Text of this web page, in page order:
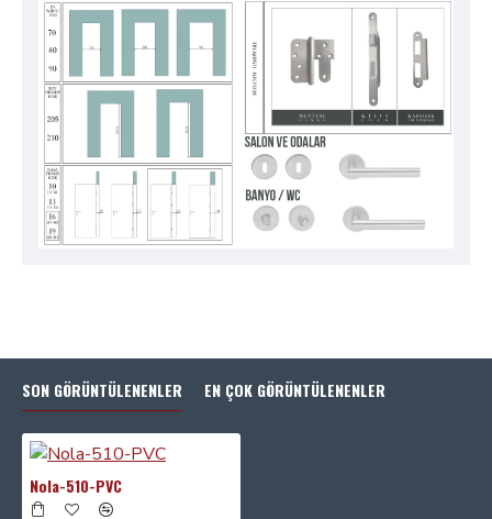
SON GÖRÜNTÜLENENLER EN ÇOK GÖRÜNTÜLENENLER
Nola-510-PVC